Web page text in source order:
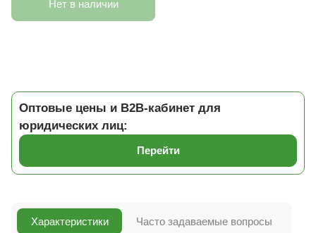
Нет в наличии
Оптовые цены и B2B-кабинет для
юридических лиц:
Перейти
Характеристики Часто задаваемые вопросы